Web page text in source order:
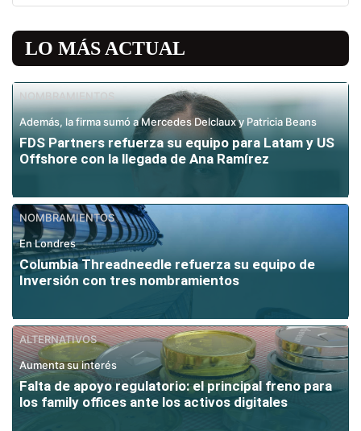
LO MÁS ACTUAL
NOMBRAMIENTOS
Además, la firma sumó a Mercedes Delclaux y Patricia Beans
FDS Partners refuerza su equipo para Latam y US
Offshore con la llegada de Ana Ramírez
NOMBRAMIENTOS
En Londres
Columbia Threadneedle refuerza su equipo de
Inversión con tres nombramientos
ALTERNATIVOS
Aumenta su interés
Falta de apoyo regulatorio: el principal freno para
los family offices ante los activos digitales